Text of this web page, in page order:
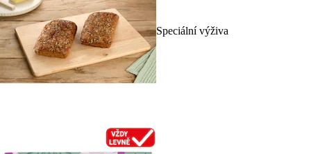
Speciální výživa